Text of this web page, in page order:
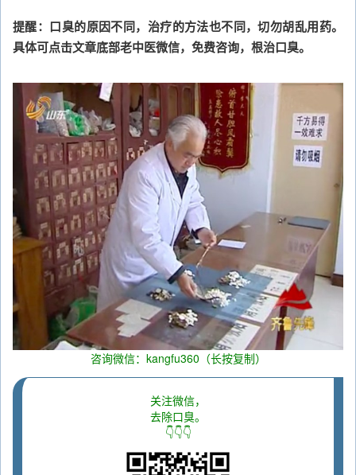
提醒：口臭的原因不同，治疗的方法也不同，切勿胡乱用药。
具体可点击文章底部老中医微信，免费咨询，根治口臭。
咨询微信：kangfu360（长按复制）
关注微信，
去除口臭。
👇👇👇